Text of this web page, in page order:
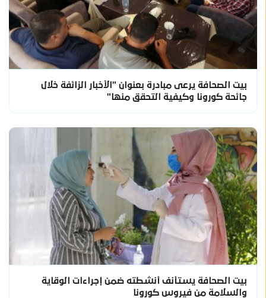
بيت الصحافة يرعى مبادرة بعنوان "الأخبار الزائفة خلال
جائحة كورونا وكيفية التحقق منها"
بيت الصحافة يستأنف أنشطته ضمن إجراءات الوقاية
والسلامة من فيروس كورونا